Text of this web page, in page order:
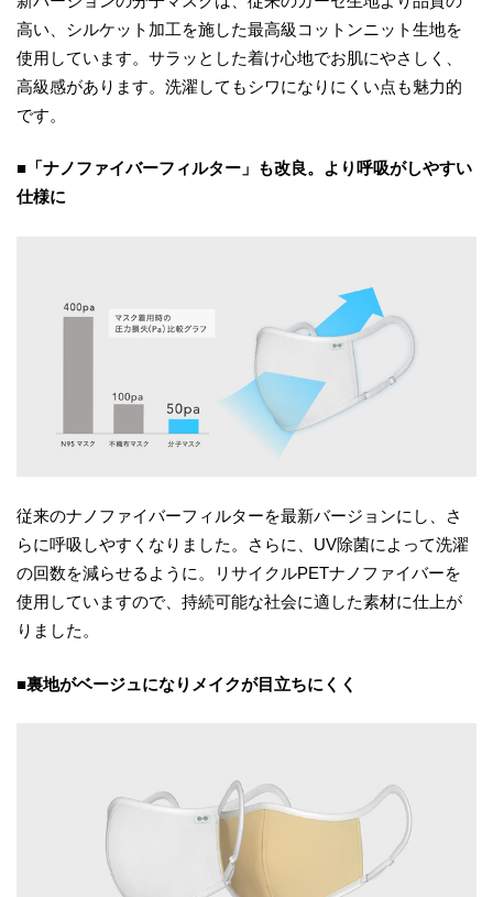
高い、シルケット加工を施した最高級コットンニット生地を
使用しています。サラッとした着け心地でお肌にやさしく、
高級感があります。洗濯してもシワになりにくい点も魅力的
です。
■「ナノファイバーフィルター」も改良。より呼吸がしやすい
仕様に
従来のナノファイバーフィルターを最新バージョンにし、さ
らに呼吸しやすくなりました。さらに、UV除菌によって洗濯
の回数を減らせるように。リサイクルPETナノファイバーを
使用していますので、持続可能な社会に適した素材に仕上が
りました。
■裏地がベージュになりメイクが目立ちにくく